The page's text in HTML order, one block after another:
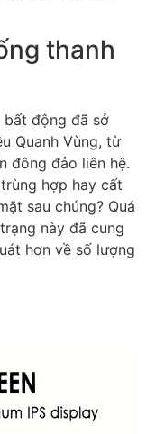
thanh
bất động đã sở
Quanh Vùng, từ
đông đảo liên hệ.
hợp hay cất
sau chúng? Quá
này đã cung
hơn về số lượng